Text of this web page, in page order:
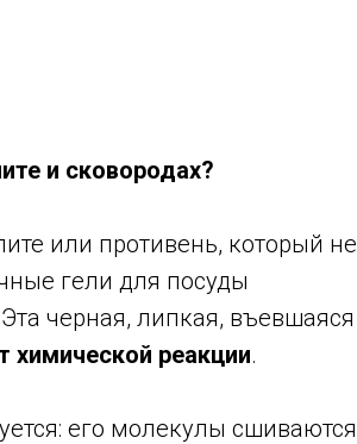
и сковородах?
или противень, который не
гели для посуды
черная, липкая, въевшаяся
химической реакции.
его молекулы сшиваются